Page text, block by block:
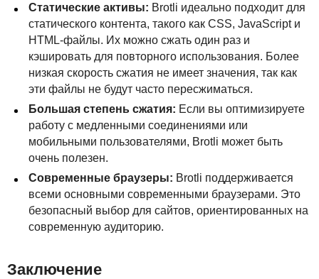
Статические активы: Brotli идеально подходит для
статического контента, такого как CSS, JavaScript и
HTML-файлы. Их можно сжать один раз и
кэшировать для повторного использования. Более
низкая скорость сжатия не имеет значения, так как
эти файлы не будут часто пересжиматься.
Большая степень сжатия: Если вы оптимизируете
работу с медленными соединениями или
мобильными пользователями, Brotli может быть
очень полезен.
Современные браузеры: Brotli поддерживается
всеми основными современными браузерами. Это
безопасный выбор для сайтов, ориентированных на
современную аудиторию.
Заключение